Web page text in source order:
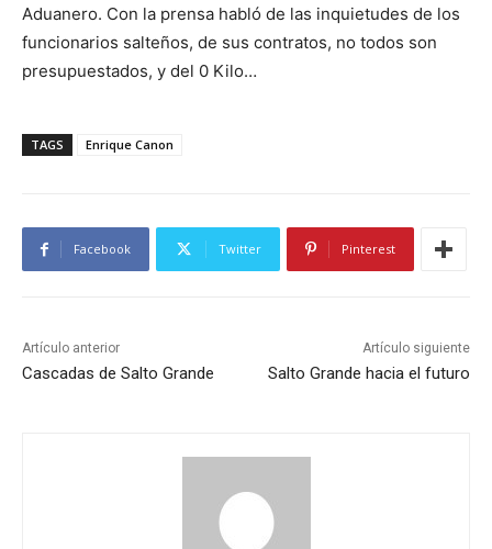
Aduanero. Con la prensa habló de las inquietudes de los
funcionarios salteños, de sus contratos, no todos son
presupuestados, y del 0 Kilo…
TAGS Enrique Canon
Facebook Twitter Pinterest
Artículo anterior
Cascadas de Salto Grande
Artículo siguiente
Salto Grande hacia el futuro